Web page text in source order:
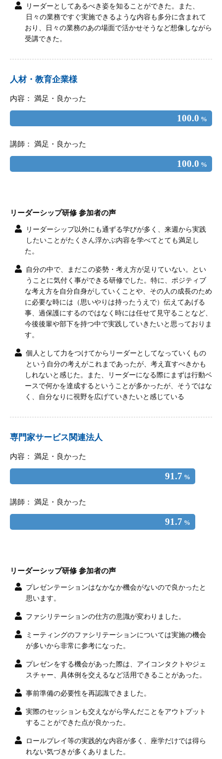
リーダーとしてあるべき姿を知ることができた。また、
日々の業務ですぐ実施できるような内容も多分に含まれて
おり、日々の業務のあの場面で活かせそうなど想像しながら
受講できた。
人材・教育企業様
内容： 満足・良かった
100.0 %
講師： 満足・良かった
100.0 %
リーダーシップ研修 参加者の声
リーダーシップ以外にも通ずる学びが多く、来週から実践
したいことがたくさん浮かぶ内容を学べてとても満足し
た。
自分の中で、まだこの姿勢・考え方が足りていない。とい
うことに気付く事ができる研修でした。特に、ポジティブ
な考え方を自分自身がしていくことや、その人の成長のため
に必要な時には（思いやりは持ったうえで）伝えてあげる
事、過保護にするのではなく時には任せて見守ることなど、
今後後輩や部下を持つ中で実践していきたいと思っておりま
す。
個人として力をつけてからリーダーとしてなっていくもの
という自分の考えがこれまであったが、考え直すべきかも
しれないと感じた。また、リーダーになる際にまずは行動ベ
ースで何かを達成するということが多かったが、そうではな
く、自分なりに視野を広げていきたいと感じている
専門家サービス関連法人
内容： 満足・良かった
91.7 %
講師： 満足・良かった
91.7 %
リーダーシップ研修 参加者の声
プレゼンテーションはなかなか機会がないので良かったと
思います。
ファシリテーションの仕方の意識が変わりました。
ミーティングのファシリテーションについては実施の機会
が多いから非常に参考になった。
プレゼンをする機会があった際は、アイコンタクトやジェ
スチャー、具体例を交えるなど活用できることがあった。
事前準備の必要性を再認識できました。
実際のセッションも交えながら学んだことをアウトプット
することができた点が良かった。
ロールプレイ等の実践的な内容が多く、座学だけでは得ら
れない気づきが多くありました。